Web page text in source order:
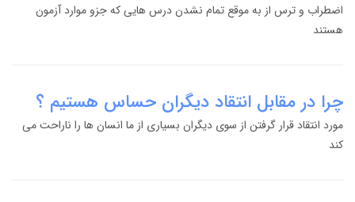
اضطراب و ترس از به موقع تمام نشدن درس هایی که جزو موارد آزمون
هستند
چرا در مقابل انتقاد دیگران حساس هستیم ؟
مورد انتقاد قرار گرفتن از سوی دیگران بسیاری از ما انسان ها را ناراحت می
کند